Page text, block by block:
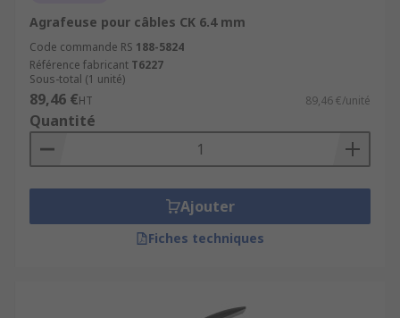
Agrafeuse pour câbles CK 6.4 mm
Code commande RS 188-5824
Référence fabricant T6227
Sous-total (1 unité)
89,46 €HT 89,46 €/unité
Quantité
Ajouter
Fiches techniques